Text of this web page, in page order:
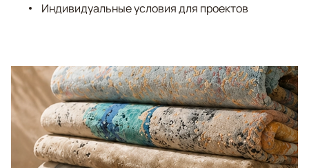
Индивидуальные условия для проектов